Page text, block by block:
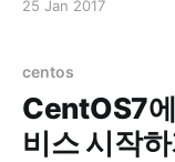
25 Jan 2017
centos
CentOS7
비스 시작